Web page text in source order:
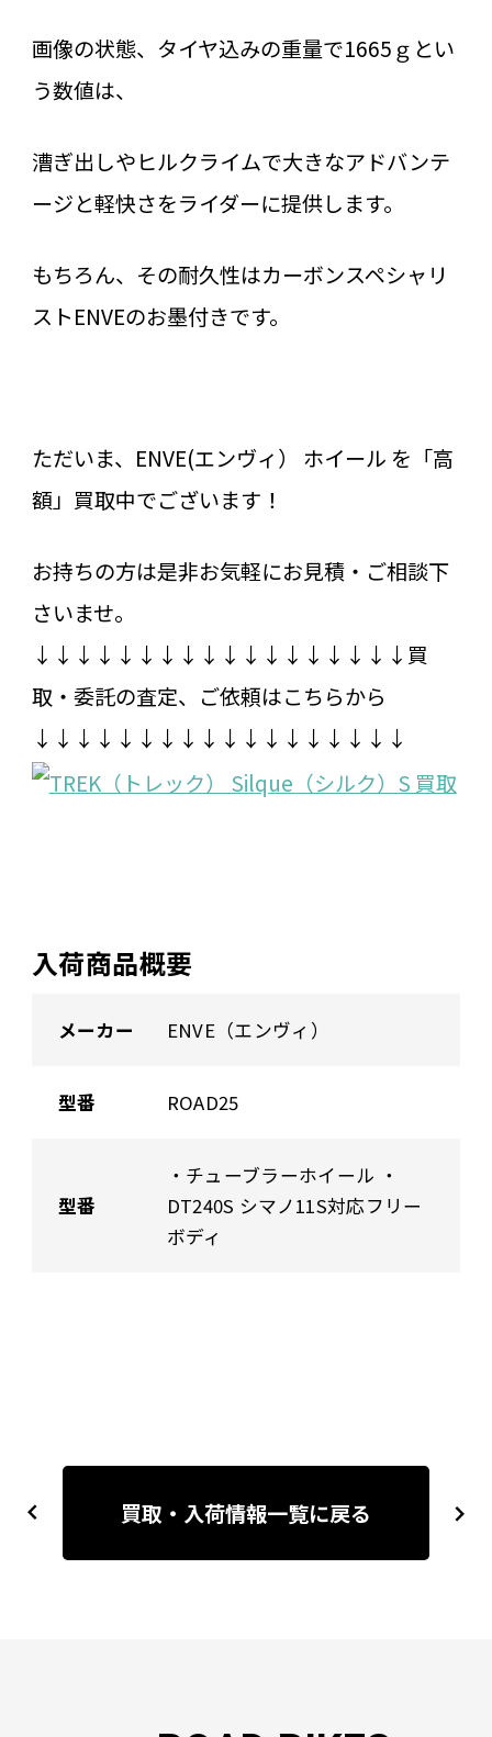
画像の状態、タイヤ込みの重量で1665ｇとい
う数値は、
漕ぎ出しやヒルクライムで大きなアドバンテ
ージと軽快さをライダーに提供します。
もちろん、その耐久性はカーボンスペシャリ
ストENVEのお墨付きです。
ただいま、ENVE(エンヴィ） ホイール を「高
額」買取中でございます！
お持ちの方は是非お気軽にお見積・ご相談下
さいませ。
↓↓↓↓↓↓↓↓↓↓↓↓↓↓↓↓↓↓買
取・委託の査定、ご依頼はこちらから
↓↓↓↓↓↓↓↓↓↓↓↓↓↓↓↓↓↓
入荷商品概要
メーカー ENVE（エンヴィ）
型番 ROAD25
型番
・チューブラーホイール ・
DT240S シマノ11S対応フリー
ボディ
稿
previous next
買取・入荷情報一覧に戻る